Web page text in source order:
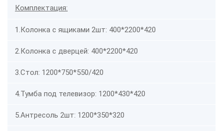
Комплектация:
1.Колонка с ящиками 2шт: 400*2200*420
2.Колонка с дверцей: 400*2200*420
3.Стол: 1200*750*550/420
4.Тумба под телевизор: 1200*430*420
5.Антресоль 2шт: 1200*350*320